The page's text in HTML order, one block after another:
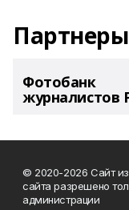
Партнеры
Фотобанк
журналистов
© 2020-2026 Сайт
сайта разрешено
администрации